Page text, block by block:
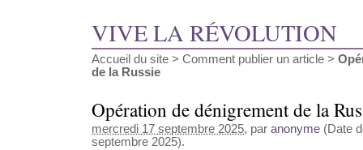
VIVE LA RÉVOLUTION
Accueil du site > Comment publier un article >
de la Russie
Opération de dénigrement de la
mercredi 17 septembre 2025, par anonyme (Date
septembre 2025).